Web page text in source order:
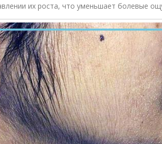
их роста, что уменьшает болевые